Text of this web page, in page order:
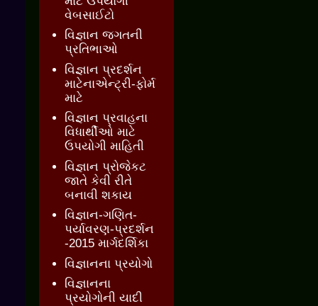
વેબસાઈટો
વિજ્ઞાન જગતની
પ્રતિભાઓ
વિજ્ઞાન પ્રદર્શન
માટેનાએન્ટ્રી-ફોર્મ
માટે
વિજ્ઞાન પ્રવાહના
વિધાર્થીઓ માટે
ઉપયોગી માહિતી
વિજ્ઞાન પ્રોજેકટ
જાતે કેવી રીતે
બનાવી શકાય
વિજ્ઞાન-ગણિત-
પર્યાવરણ-પ્રદર્શન
-2015 માર્ગદર્શિકા
વિજ્ઞાનના પ્રયોગો
વિજ્ઞાનના
પ્રયોગોની યાદી